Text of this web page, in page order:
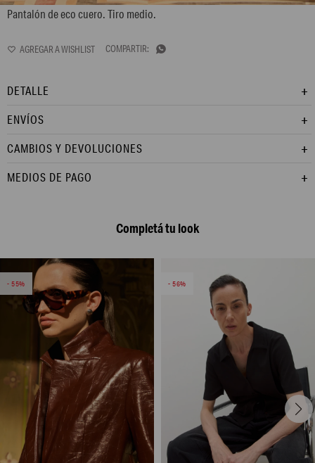
Pantalón de eco cuero. Tiro medio.

DETALLE
ENVÍOS
CAMBIOS Y DEVOLUCIONES
MEDIOS DE PAGO
Completá tu look
55 56